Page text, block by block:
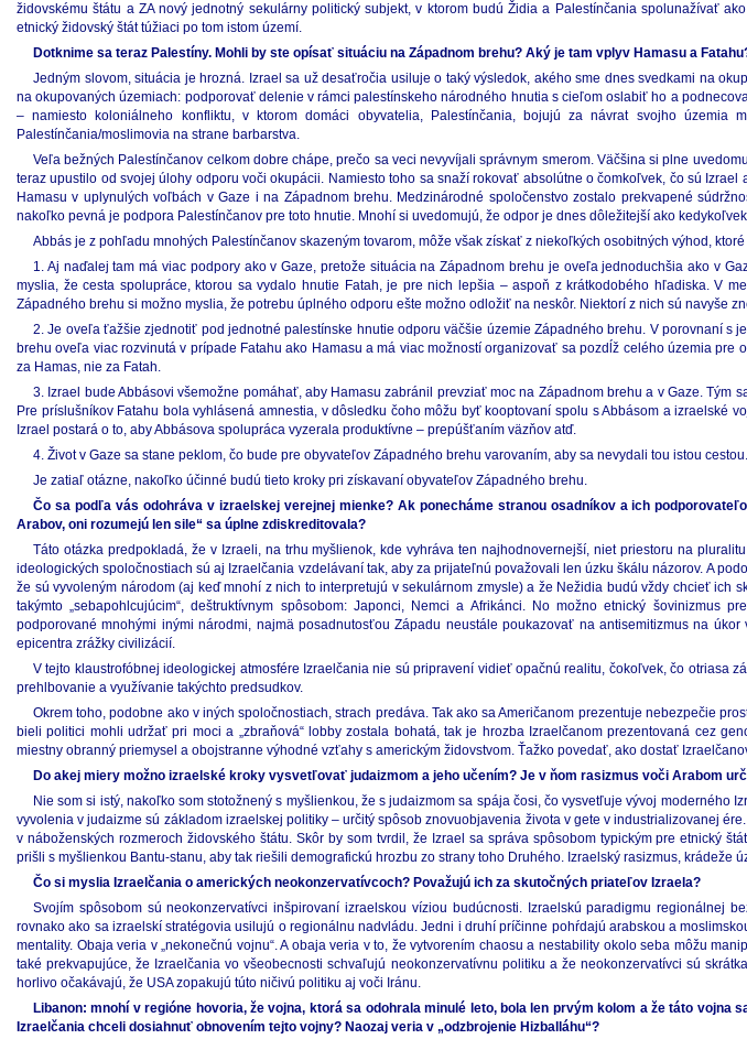
židovskému štátu a ZA nový jednotný sekulárny politický subjekt, v ktorom budú Židia a Palestínčania spolunažívať
etnický židovský štát túžiaci po tom istom území.
Dotknime sa teraz Palestíny. Mohli by ste opísať situáciu na Západnom brehu? Aký je tam vplyv Hamasu a
Jedným slovom, situácia je hrozná. Izrael sa už desaťročia usiluje o taký výsledok, akého sme dnes svedkami na
na okupovaných územiach: podporovať delenie v rámci palestínskeho národného hnutia s cieľom oslabiť ho a
– namiesto koloniálneho konfliktu, v ktorom domáci obyvatelia, Palestínčania, bojujú za návrat svojho
Palestínčania/moslimovia na strane barbarstva.
Veľa bežných Palestínčanov celkom dobre chápe, prečo sa veci nevyvíjali správnym smerom. Väčšina si plne
teraz upustilo od svojej úlohy odporu voči okupácii. Namiesto toho sa snaží rokovať absolútne o čomkoľvek, čo sú
Hamasu v uplynulých voľbách v Gaze i na Západnom brehu. Medzinárodné spoločenstvo zostalo prekvapené
nakoľko pevná je podpora Palestínčanov pre toto hnutie. Mnohí si uvedomujú, že odpor je dnes dôležitejší ako
Abbás je z pohľadu mnohých Palestínčanov skazeným tovarom, môže však získať z niekoľkých osobitných výhod,
1. Aj naďalej tam má viac podpory ako v Gaze, pretože situácia na Západnom brehu je oveľa jednoduchšia ako v
myslia, že cesta spolupráce, ktorou sa vydalo hnutie Fatah, je pre nich lepšia – aspoň z krátkodobého hľadiska. V
Západného brehu si možno myslia, že potrebu úplného odporu ešte možno odložiť na neskôr. Niektorí z nich sú navyše
2. Je oveľa ťažšie zjednotiť pod jednotné palestínske hnutie odporu väčšie územie Západného brehu. V porovnaní s
brehu oveľa viac rozvinutá v prípade Fatahu ako Hamasu a má viac možností organizovať sa pozdĺž celého územia
za Hamas, nie za Fatah.
3. Izrael bude Abbásovi všemožne pomáhať, aby Hamasu zabránil prevziať moc na Západnom brehu a v Gaze.
Pre príslušníkov Fatahu bola vyhlásená amnestia, v dôsledku čoho môžu byť kooptovaní spolu s Abbásom a izraelské
Izrael postará o to, aby Abbásova spolupráca vyzerala produktívne – prepúšťaním väzňov atď.
4. Život v Gaze sa stane peklom, čo bude pre obyvateľov Západného brehu varovaním, aby sa nevydali tou istou cestou.
Je zatiaľ otázne, nakoľko účinné budú tieto kroky pri získavaní obyvateľov Západného brehu.
Čo sa podľa vás odohráva v izraelskej verejnej mienke? Ak ponecháme stranou osadníkov a ich
Arabov, oni rozumejú len sile“ sa úplne zdiskreditovala?
Táto otázka predpokladá, že v Izraeli, na trhu myšlienok, kde vyhráva ten najhodnovernejší, niet priestoru na
ideologických spoločnostiach sú aj Izraelčania vzdelávaní tak, aby za prijateľnú považovali len úzku škálu názorov. A
že sú vyvoleným národom (aj keď mnohí z nich to interpretujú v sekulárnom zmysle) a že Nežidia budú vždy chcieť ich
takýmto „sebapohlcujúcim“, deštruktívnym spôsobom: Japonci, Nemci a Afrikánci. No možno etnický
podporované mnohými inými národmi, najmä posadnutosťou Západu neustále poukazovať na antisemitizmus na
epicentra zrážky civilizácií.
V tejto klaustrofóbnej ideologickej atmosfére Izraelčania nie sú pripravení vidieť opačnú realitu, čokoľvek, čo otriasa
prehlbovanie a využívanie takýchto predsudkov.
Okrem toho, podobne ako v iných spoločnostiach, strach predáva. Tak ako sa Američanom prezentuje nebezpečie
bieli politici mohli udržať pri moci a „zbraňová“ lobby zostala bohatá, tak je hrozba Izraelčanom prezentovaná cez
miestny obranný priemysel a obojstranne výhodné vzťahy s americkým židovstvom. Ťažko povedať, ako dostať
Do akej miery možno izraelské kroky vysvetľovať judaizmom a jeho učením? Je v ňom rasizmus voči Arabom
Nie som si istý, nakoľko som stotožnený s myšlienkou, že s judaizmom sa spája čosi, čo vysvetľuje vývoj
vyvolenia v judaizme sú základom izraelskej politiky – určitý spôsob znovuobjavenia života v gete v industrializovanej
v náboženských rozmeroch židovského štátu. Skôr by som tvrdil, že Izrael sa správa spôsobom typickým pre etnický
prišli s myšlienkou Bantu-stanu, aby tak riešili demografickú hrozbu zo strany toho Druhého. Izraelský rasizmus, krádeže
Čo si myslia Izraelčania o amerických neokonzervatívcoch? Považujú ich za skutočných priateľov Izraela?
Svojím spôsobom sú neokonzervatívci inšpirovaní izraelskou víziou budúcnosti. Izraelskú paradigmu regionálnej
rovnako ako sa izraelskí stratégovia usilujú o regionálnu nadvládu. Jedni i druhí príčinne pohŕdajú arabskou a
mentality. Obaja veria v „nekonečnú vojnu“. A obaja veria v to, že vytvorením chaosu a nestability okolo seba môžu
také prekvapujúce, že Izraelčania vo všeobecnosti schvaľujú neokonzervatívnu politiku a že neokonzervatívci sú
horlivo očakávajú, že USA zopakujú túto ničivú politiku aj voči Iránu.
Libanon: mnohí v regióne hovoria, že vojna, ktorá sa odohrala minulé leto, bola len prvým kolom a že táto
Izraelčania chceli dosiahnuť obnovením tejto vojny? Naozaj veria v „odzbrojenie Hizballáhu“?